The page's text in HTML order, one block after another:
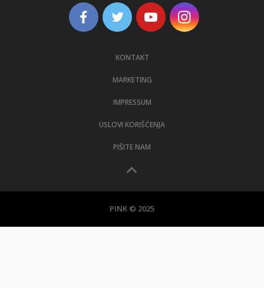
KONTAKT
MARKETING
IMPRESSUM
USLOVI KORIŠĆENJA
PIŠITE NAM
PINK © 2025